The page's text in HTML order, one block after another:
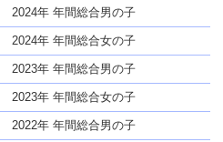
名前であっても奇抜すぎない
2024年 年間総合男の子
2024年 年間総合女の子
2023年 年間総合男の子
2023年 年間総合女の子
2022年 年間総合男の子